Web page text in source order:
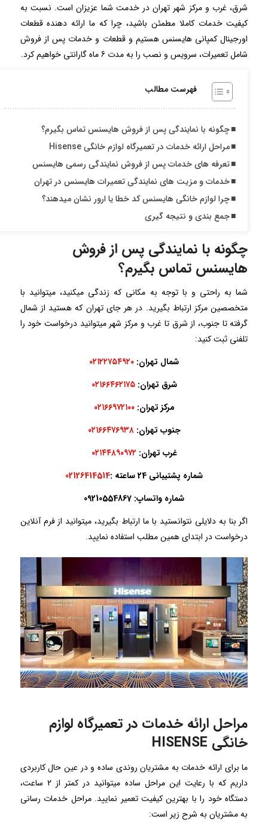
شرق، غرب و مرکز شهر تهران در خدمت شما عزیزان است. نسبت به
کیفیت خدمات کاملا مطمئن باشید، چرا که ما ارائه دهنده قطعات
اورجینال کمپانی هایسنس هستیم و قطعات و خدمات پس از فروش
شامل تعمیرات، سرویس و نصب را به مدت 6 ماه گارانتی خواهیم کرد.
فهرست مطالب
چگونه با نمایندگی پس از فروش هایسنس تماس بگیرم؟
مراحل ارائه خدمات در تعمیرگاه لوازم خانگی Hisense
تعرفه های خدمات پس از فروش نمایندگی رسمی هایسنس
خدمات و مزیت های نمایندگی تعمیرات هایسنس در تهران
چرا لوازم خانگی هایسنس کد خطا یا ارور نشان میدهند؟
جمع بندی و نتیجه گیری
چگونه با نمایندگی پس از فروش
هایسنس تماس بگیرم؟
شما به راحتی و با توجه به مکانی که زندگی میکنید، میتوانید با
متخصصین مرکز ارتباط بگیرید. در هر جای تهران که هستید از شمال
گرفته تا جنوب، از شرق تا غرب و مرکز شهر میتوانید درخواست خود را
تلفنی ثبت کنید:
شمال تهران: ۰۲۱۲۲۷۵۴۹۲۰
شرق تهران:۰۲۱۶۶۴۶۲۱۷۵
مرکز تهران:۰۲۱۶۶۹۷۲۱۰۰
جنوب تهران:۰۲۱۶۶۴۷۶۹۳۸
غرب تهران: ۰۲۱۴۴۸۹۰۹۷۲
شماره پشتیبانی 24 ساعته :
02126414514
شماره واتساپ: 09210554867
اگر بنا به دلایلی نتوانستید با ما ارتباط بگیرید، میتوانید از فرم آنلاین
درخواست در ابتدای همین مطلب استفاده نمایید.
مراحل ارائه خدمات در تعمیرگاه لوازم
خانگی HISENSE
ما برای ارائه خدمات به مشتریان روندی ساده و در عین حال کاربردی
داریم که با رعایت این مراحل ساده میتوانید در کمتر از 2 ساعت،
دستگاه خود را با بهترین کیفیت تعمیر نمایید. مراحل خدمات رسانی
به مشتریان به شرح زیر است: